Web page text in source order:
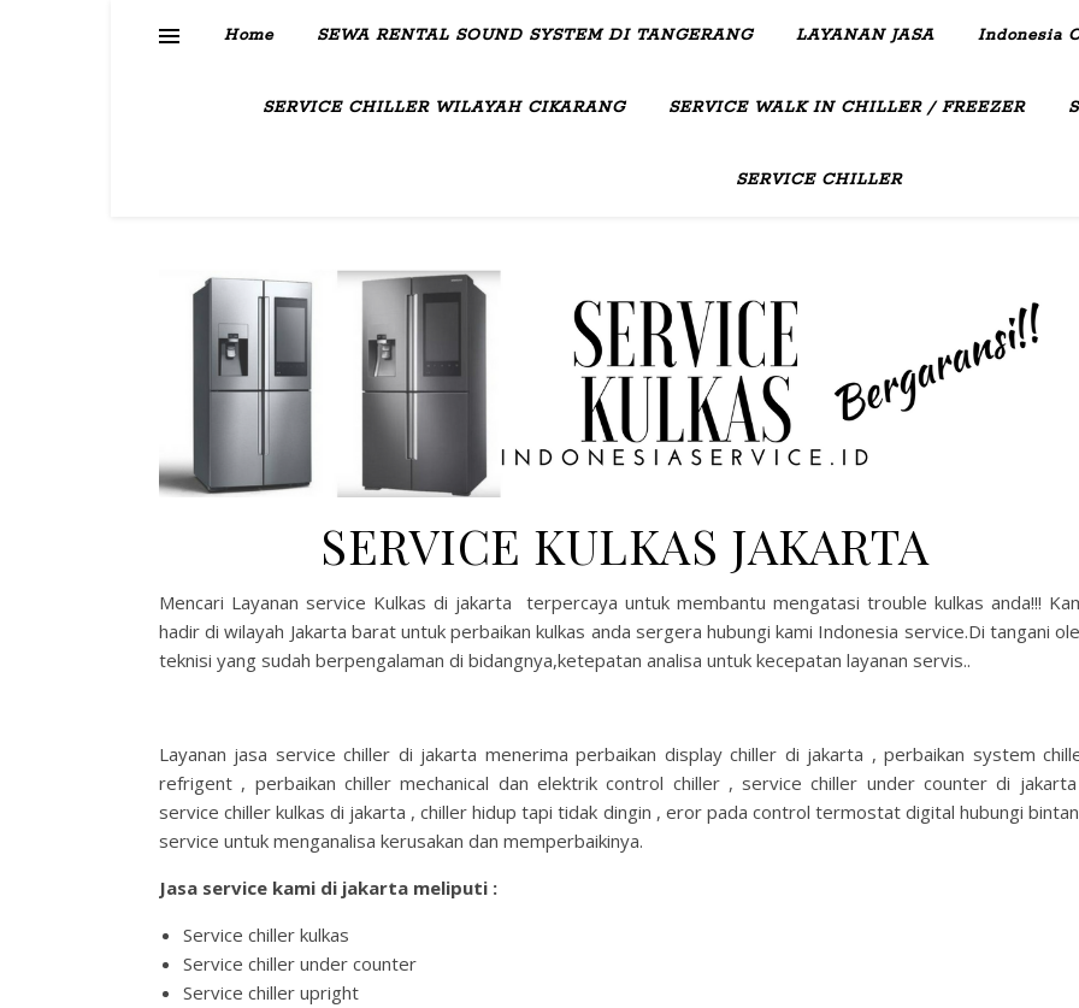
Home SEWA RENTAL SOUND SYSTEM DI TANGERANG LAYANAN JASA Indonesia
SERVICE CHILLER WILAYAH CIKARANG SERVICE WALK IN CHILLER / FREEZER
SERVICE CHILLER
SERVICE KULKAS JAKARTA
Mencari Layanan service Kulkas di jakarta terpercaya untuk membantu mengatasi trouble kulkas anda!!!
hadir di wilayah Jakarta barat untuk perbaikan kulkas anda sergera hubungi kami Indonesia service.Di tangani
teknisi yang sudah berpengalaman di bidangnya,ketepatan analisa untuk kecepatan layanan servis..
Layanan jasa service chiller di jakarta menerima perbaikan display chiller di jakarta , perbaikan system
refrigent , perbaikan chiller mechanical dan elektrik control chiller , service chiller under counter di
service chiller kulkas di jakarta , chiller hidup tapi tidak dingin , eror pada control termostat digital hubungi
service untuk menganalisa kerusakan dan memperbaikinya.
Jasa service kami di jakarta meliputi :
Service chiller kulkas
Service chiller under counter
Service chiller upright